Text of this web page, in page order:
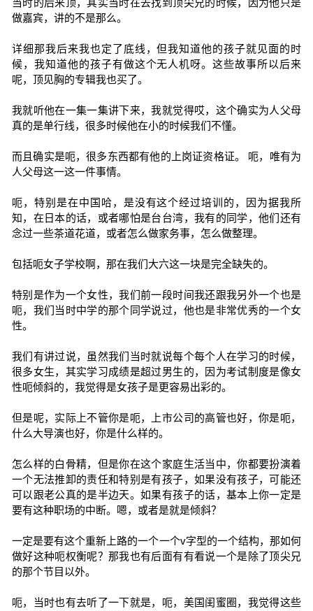
当时的后来顶，其实当时在去找到顶尖兄的时候，因为他只是
做嘉宾，讲的不是那么。
详细那我后来我也定了底线，但我知道他的孩子就见面的时
候，我知道他的孩子有做这个无人机呀。这些故事所以后来
呢，顶见胸的专辑我也买了。
我就听他在一集一集讲下来，我就觉得哎，这个确实为人父母
真的是单行线，很多时候他在小的时候我们不懂。
而且确实是呃，很多东西都有他的上岗证资格证。 呃，唯有为
人父母这一这一件事情。
呃，特别是在中国哈，是没有这个经过培训的，因为据我所
知，在日本的话，或者哪怕是台台湾，我有的同学，他们还有
念过一些茶道花道，或者怎么做家务事，怎么做整理。
包括呃女子学校啊，那在我们大六这一块是完全缺失的。
特别是作为一个女性，我们前一段时间我还跟我另外一个也是
呃，我们当时中学的那个同学说过，他也是非常优秀的一个女
性。
我们有讲过说，虽然我们当时就说每个每个人在学习的时候，
很多女生，其实学习成绩是超过男生的，因为考试制度是像女
性呃倾斜的，我觉得是女孩子是更容易出彩的。
但是呢，实际上不管你是呃，上市公司的高管也好，你是呃，
什么大导演也好，你是什么样的。
怎么样的白骨精，但是你在这个家庭生活当中，你都要扮演着
一个无法推卸的责任和特别是有孩子，如果没有孩子，可能还
可以跟老公真的是半边天。如果有孩子的话，基本上你一定是
要有这种职场的中断。嗯，或者是就是倾斜？
一定是要有这个重新上路的一个一个v字型的一个结构，那如何
做好这种呃权衡呢？那我也有后面有有看说一个是除了顶尖兄
的那个节目以外。
呃，当时也有去听了一下就是，呃，美国闺蜜圈，我觉得这些